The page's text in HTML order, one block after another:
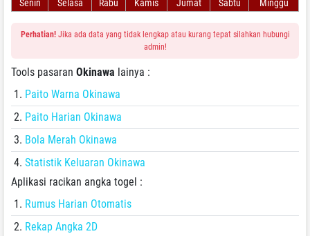
Senin
Selasa Rabu Kamis Jumat Sabtu Minggu
Perhatian!Jika ada data yang tidak lengkap atau kurang tepat silahkan hubungi
admin!
Tools pasaran Okinawa lainya :
Paito Warna Okinawa
Paito Harian Okinawa
Bola Merah Okinawa
Statistik Keluaran Okinawa
Aplikasi racikan angka togel :
Rumus Harian Otomatis
Rekap Angka 2D